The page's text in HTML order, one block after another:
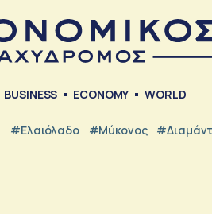
BUSINESS ECONOMY WORLD
#Ελαιόλαδο #Μύκονος